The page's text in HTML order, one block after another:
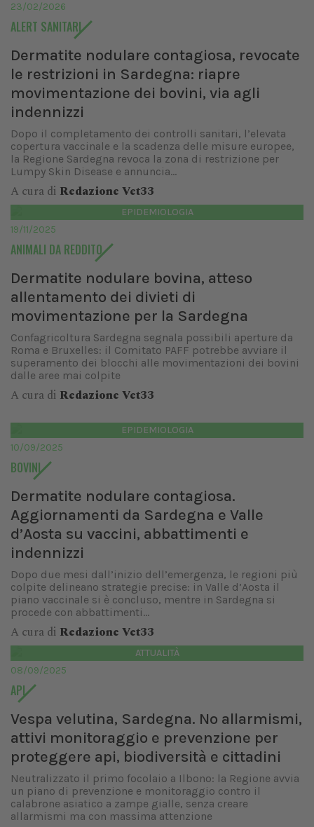
23/02/2026
ALERT SANITARI
Dermatite nodulare contagiosa, revocate
le restrizioni in Sardegna: riapre
movimentazione dei bovini, via agli
indennizzi
Dopo il completamento dei controlli sanitari, l’elevata
copertura vaccinale e la scadenza delle misure europee,
la Regione Sardegna revoca la zona di restrizione per
Lumpy Skin Disease e annuncia...
A cura di Redazione Vet33
EPIDEMIOLOGIA
19/11/2025
ANIMALI DA REDDITO
Dermatite nodulare bovina, atteso
allentamento dei divieti di
movimentazione per la Sardegna
Confagricoltura Sardegna segnala possibili aperture da
Roma e Bruxelles: il Comitato PAFF potrebbe avviare il
superamento dei blocchi alle movimentazioni dei bovini
dalle aree mai colpite
A cura di Redazione Vet33
EPIDEMIOLOGIA
10/09/2025
BOVINI
Dermatite nodulare contagiosa.
Aggiornamenti da Sardegna e Valle
d’Aosta su vaccini, abbattimenti e
indennizzi
Dopo due mesi dall’inizio dell’emergenza, le regioni più
colpite delineano strategie precise: in Valle d’Aosta il
piano vaccinale si è concluso, mentre in Sardegna si
procede con abbattimenti...
A cura di Redazione Vet33
ATTUALITÀ
08/09/2025
API
Vespa velutina, Sardegna. No allarmismi,
attivi monitoraggio e prevenzione per
proteggere api, biodiversità e cittadini
Neutralizzato il primo focolaio a Ilbono: la Regione avvia
un piano di prevenzione e monitoraggio contro il
calabrone asiatico a zampe gialle, senza creare
allarmismi ma con massima attenzione